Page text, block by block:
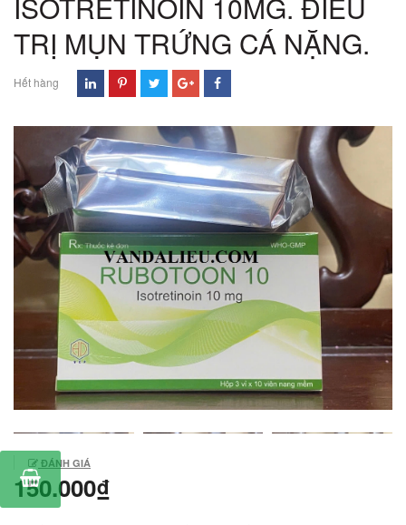
ISOTRETINOIN 10MG. ĐIỀU
TRỊ MỤN TRỨNG CÁ NẶNG.
Hết hàng
ĐÁNH GIÁ
150.000₫